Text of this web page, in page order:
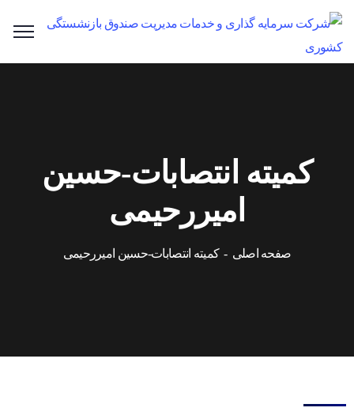
کمیته انتصابات-حسین
امیررحیمی
صفحه اصلی کمیته انتصابات-حسین امیررحیمی